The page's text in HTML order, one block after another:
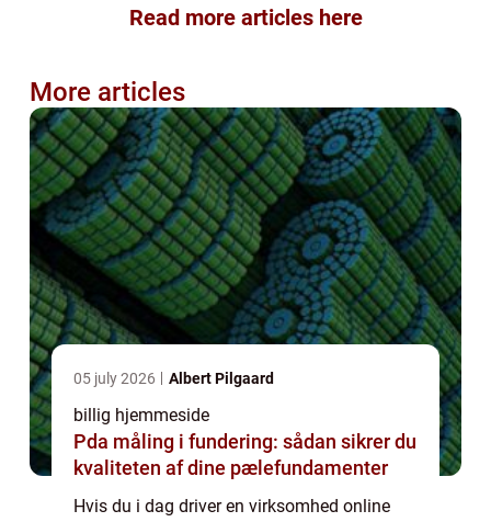
Read more articles here
More articles
05 july 2026 Albert Pilgaard
billig hjemmeside
Pda måling i fundering: sådan sikrer du
kvaliteten af dine pælefundamenter
Hvis du i dag driver en virksomhed online